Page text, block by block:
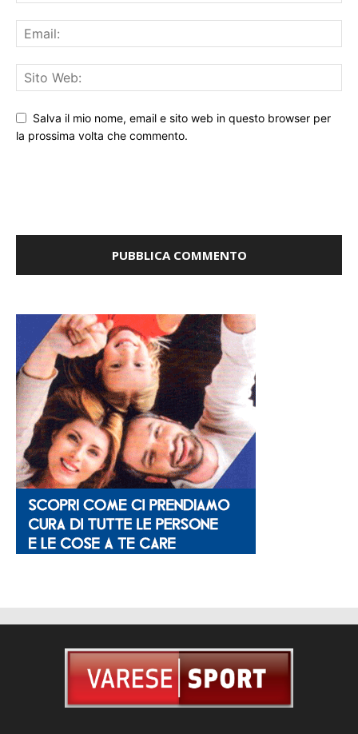
Salva il mio nome, email e sito web in questo browser per
la prossima volta che commento.